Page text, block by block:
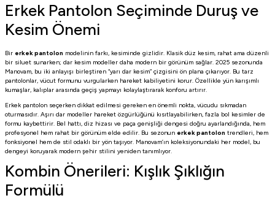
Erkek Pantolon Seçiminde Duruş ve
Kesim Önemi
Bir erkek pantolon modelinin farkı, kesiminde gizlidir. Klasik düz kesim, rahat ama düzenli
bir siluet sunarken; dar kesim modeller daha modern bir görünüm sağlar. 2025 sezonunda
Manovam, bu iki anlayışı birleştiren “yarı dar kesim” çizgisini ön plana çıkarıyor. Bu tarz
pantolonlar, vücut formunu vurgularken hareket kabiliyetini korur. Özellikle yün karışımlı
kumaşlar, kalıplar arasında geçiş yapmayı kolaylaştırarak konforu artırır.
Erkek pantolon seçerken dikkat edilmesi gereken en önemli nokta, vücudu sıkmadan
oturmasıdır. Aşırı dar modeller hareket özgürlüğünü kısıtlayabilirken, fazla bol kesimler de
formu kaybettirir. Bel hattı, diz hizası ve paça genişliği dengesi doğru ayarlandığında, hem
profesyonel hem rahat bir görünüm elde edilir. Bu sezonun erkek pantolon trendleri, hem
fonksiyonel hem de stil odaklı bir yön taşıyor. Manovam’ın koleksiyonundaki her model, bu
dengeyi koruyarak modern şehir stilini yeniden tanımlıyor.
Kombin Önerileri: Kışlık Şıklığın
Formülü